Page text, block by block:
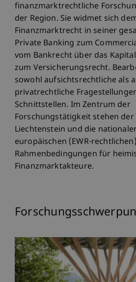
finanzmarktrechtliche
der Region. Sie widmet sich
Finanzmarktrecht in seiner
Private Banking zum
vom Bankrecht über das
zum Versicherungsrecht.
sowohl aufsichtsrechtliche als
privatrechtliche
Schnittstellen. Im Zentrum der
Forschungstätigkeit stehen der
Liechtenstein und die
europäischen (EWR-rechtlichen)
Rahmenbedingungen für
Finanzmarktakteure.